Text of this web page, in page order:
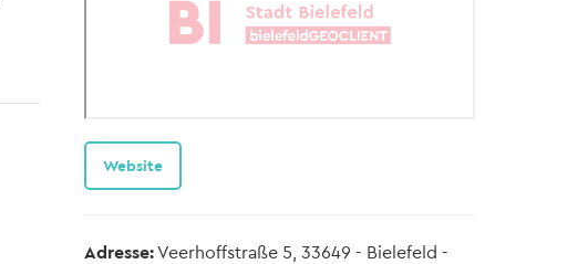
Website
Adresse:Veerhoffstraße 5, 33649 - Bielefeld -